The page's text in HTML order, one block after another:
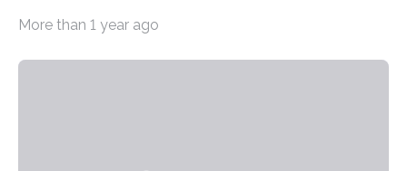
Leben gerufen, um die bemerkenswertesten
More than 1 year ago